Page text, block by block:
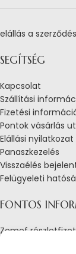
elállás a
SEGÍTSÉG
Kapcsolat
Szállítási
Fizetési
Pontok vásárlás
Elállási nyilatkozat
Panaszkezelés
Visszaélés
Felügyeleti
FONTOS
Zemef
Adatkezelési